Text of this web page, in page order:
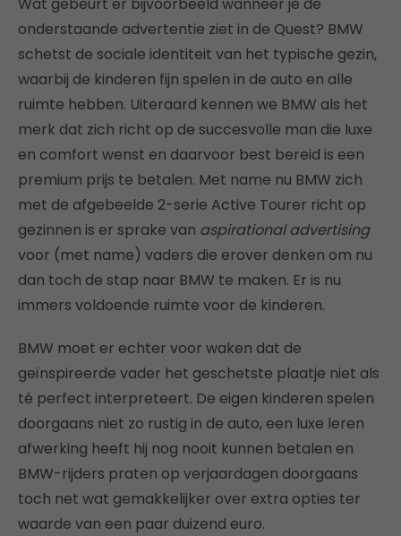
Wat gebeurt er bijvoorbeeld wanneer je de
onderstaande advertentie ziet in de Quest? BMW
schetst de sociale identiteit van het typische gezin,
waarbij de kinderen fijn spelen in de auto en alle
ruimte hebben. Uiteraard kennen we BMW als het
merk dat zich richt op de succesvolle man die luxe
en comfort wenst en daarvoor best bereid is een
premium prijs te betalen. Met name nu BMW zich
met de afgebeelde 2-serie Active Tourer richt op
gezinnen is er sprake van aspirational advertising
voor (met name) vaders die erover denken om nu
dan toch de stap naar BMW te maken. Er is nu
immers voldoende ruimte voor de kinderen.
BMW moet er echter voor waken dat de
geïnspireerde vader het geschetste plaatje niet als
té perfect interpreteert. De eigen kinderen spelen
doorgaans niet zo rustig in de auto, een luxe leren
afwerking heeft hij nog nooit kunnen betalen en
BMW-rijders praten op verjaardagen doorgaans
toch net wat gemakkelijker over extra opties ter
waarde van een paar duizend euro.